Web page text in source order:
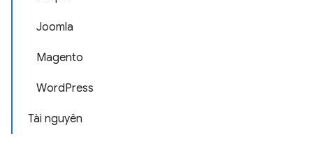
Joomla
Magento
WordPress
Tài nguyên